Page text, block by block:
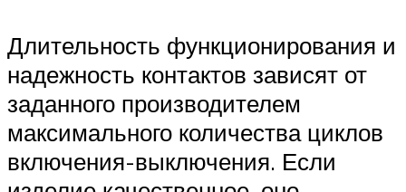
Длительность функционирования и
надежность контактов зависят от
заданного производителем
максимального количества циклов
включения-выключения. Если